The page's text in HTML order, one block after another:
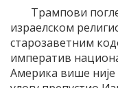
Трампови
израелском
старозаветним
императив
Америка више није